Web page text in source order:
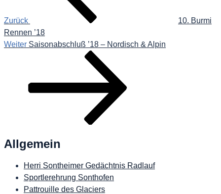
Zurück
10. Burmi
Rennen ’18
Nächster
Weiter Saisonabschluß ’18 – Nordisch & Alpin
Allgemein
Herri Sontheimer Gedächtnis Radlauf
Sportlerehrung Sonthofen
Pattrouille des Glaciers